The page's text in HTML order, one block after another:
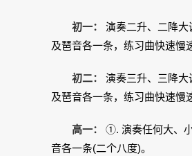
初一：
演奏二升、二降大
及琶音各一条，练习曲快速慢
初二：
演奏三升、三降大
及琶音各一条，练习曲快速慢
高一：
①. 演奏任何大、
音各一条(二个八度)。